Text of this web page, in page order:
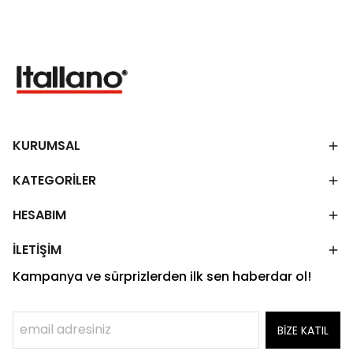
KURUMSAL
KATEGORİLER
HESABIM
İLETİŞİM
Kampanya ve sürprizlerden ilk sen haberdar ol!
BİZE KATIL